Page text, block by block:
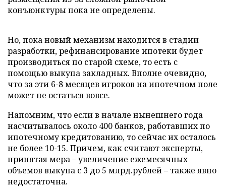
конъюнктуры пока не определены.
Но, пока новый механизм находится в стадии
разработки, рефинансирование ипотеки будет
производиться по старой схеме, то есть с
помощью выкупа закладных. Вполне очевидно,
что за эти 6-8 месяцев игроков на ипотечном поле
может не остаться вовсе.
Напомним, что если в начале нынешнего года
насчитывалось около 400 банков, работавших по
ипотечному кредитованию, то сейчас их осталось
не более 10-15. Причем, как считают эксперты,
принятая мера – увеличение ежемесячных
объемов выкупа с 3 до 5 млрд.рублей – также явно
недостаточна.